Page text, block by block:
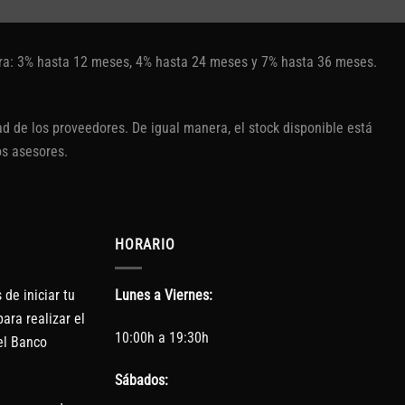
hasta 12 meses, 4% hasta 24 meses y 7% hasta 36 meses.
los proveedores. De igual manera, el stock disponible está
asesores.
de iniciar tu
realizar el
Banco
HORARIO
Lunes a Viernes:
10:00h a 19:30h
Sábados: